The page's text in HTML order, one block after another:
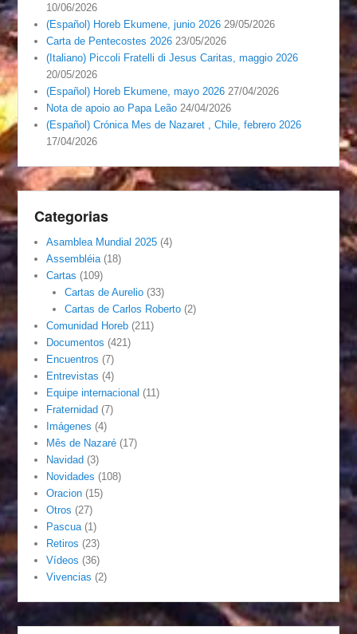
10/06/2026
(Español) Horeb Ekumene, junio 2026 29/05/2026
Carta de Pentecostes 2026 23/05/2026
(Italiano) Piccoli Fratelli di Jesus Caritas, maggio 2026
20/05/2026
(Español) Horeb Ekumene, mayo 2026 27/04/2026
Nota de apoio ao Papa Leão 24/04/2026
(Español) Crónica Mes de Nazaret , Chile, febrero 2026
17/04/2026
Categorias
Asamblea Mundial 2025 (4)
Assembléia (18)
Cartas (109)
Cartas de Aurelio(33)
Cartas de Carlos Roberto(2)
Comunidad Horeb (211)
Documentos (421)
Encuentros (7)
Entrevistas (4)
Equipe internacional (11)
Fraternidad (7)
Imágenes (4)
Mês de Nazaré (17)
Navidad (3)
Novidades (108)
Oracion (15)
Otros (27)
Pascua (1)
Retiros (23)
Vídeos (36)
Vivencias (2)